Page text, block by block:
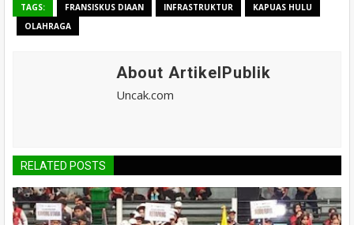
TAGS: FRANSISKUS DIAAN INFRASTRUKTUR
KAPUAS HULU
OLAHRAGA
About ArtikelPublik
Uncak.com
RELATED POSTS